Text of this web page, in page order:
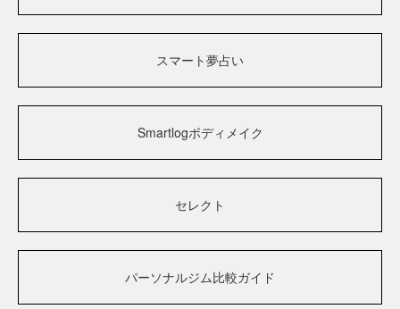
スマート夢占い
Smartlogボディメイク
セレクト
パーソナルジム比較ガイド